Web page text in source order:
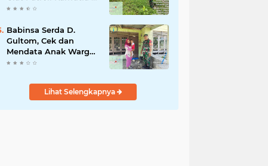
Wilayah Kelurahan
Babinsa Serda D.
Gultom, Cek dan
Mendata Anak Warga
Yang Stunting
Lihat Selengkapnya